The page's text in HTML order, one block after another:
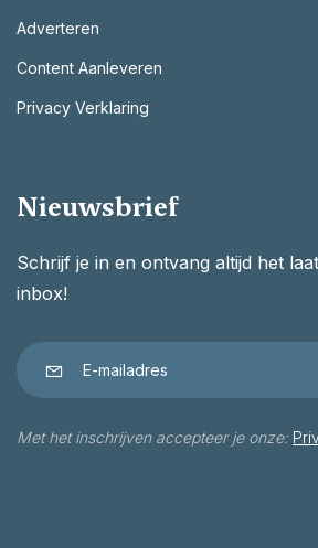
Adverteren
Content Aanleveren
Privacy Verklaring
Nieuwsbrief
Schrijf je in en ontvang altijd het
inbox!
Met het inschrijven accepteer je onze: